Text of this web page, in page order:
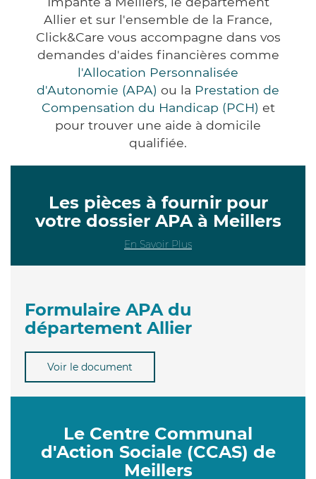
Allier et sur l'ensemble de la France,
Click&Care vous accompagne dans vos
demandes d'aides financières comme
l'Allocation Personnalisée
d'Autonomie (APA) ou la Prestation de
Compensation du Handicap (PCH) et
pour trouver une aide à domicile
qualifiée.
Les pièces à fournir pour
votre dossier APA à Meillers
En Savoir Plus
Formulaire APA du
département Allier
Voir le document
Le Centre Communal
d'Action Sociale (CCAS) de
Meillers